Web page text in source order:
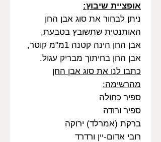
אופציית שיבוץ:
ניתן לבחור את סוג אבן החן
האותנטית שתשובץ בטבעת,
אבן החן הינה קטנה 1מ"מ קוטר,
אבן החן בחיתוך מבריק עגול.
כתבו לנו את סוג אבן החן
מהרשימה:
ספיר כחולה
ספיר ורודה
ברקת (אמרלד) ירוקה
רובי אדום-יין ורדרד